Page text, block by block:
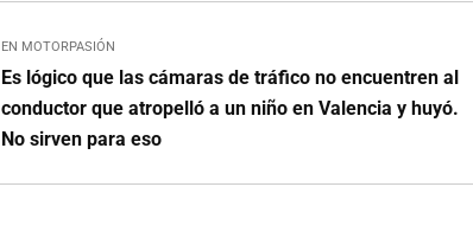
EN MOTORPASIÓN
Es lógico que las cámaras de tráfico no encuentren al
conductor que atropelló a un niño en Valencia y huyó.
No sirven para eso